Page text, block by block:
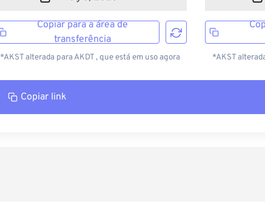
Copiar para a área de
transferência
*AKST alterada para AKDT , que está em uso agora *AKST
Copiar link